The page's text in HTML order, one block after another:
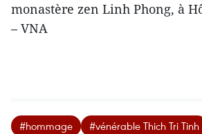
monastère zen Linh Phong, à
– VNA
#hommage #vénérable Thich Tri Tinh